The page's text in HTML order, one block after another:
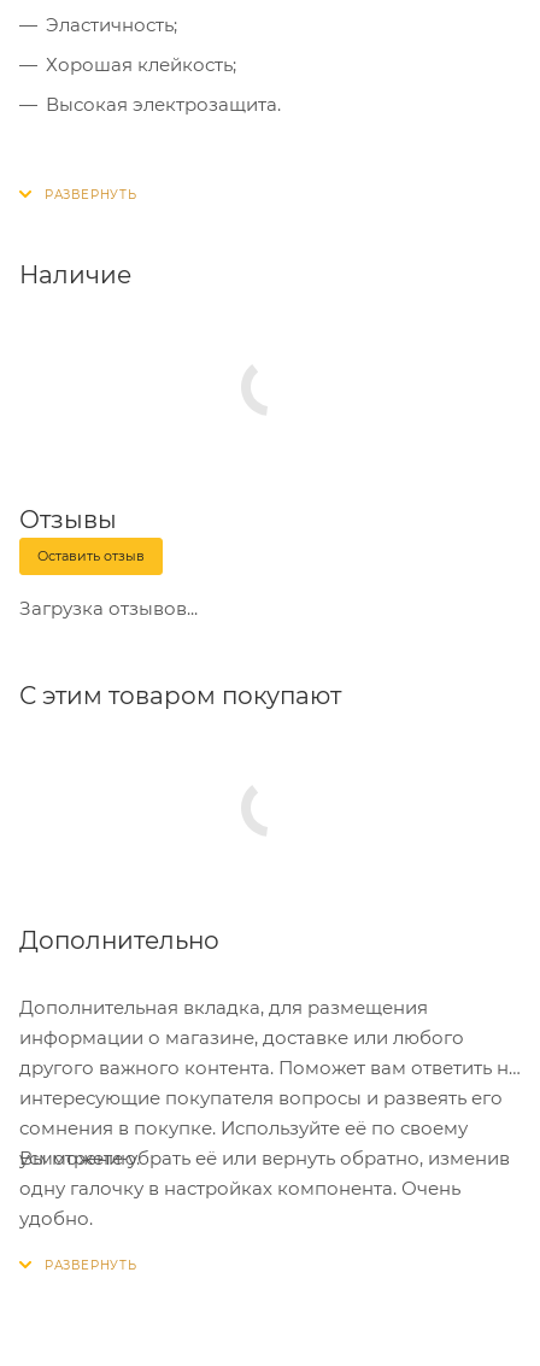
Эластичность;
Хорошая клейкость;
Высокая электрозащита.
Наличие
Отзывы
Оставить отзыв
Загрузка отзывов...
С этим товаром покупают
Дополнительно
Дополнительная вкладка, для размещения
информации о магазине, доставке или любого
другого важного контента. Поможет вам ответить на
интересующие покупателя вопросы и развеять его
сомнения в покупке. Используйте её по своему
усмотрению.
Вы можете убрать её или вернуть обратно, изменив
одну галочку в настройках компонента. Очень
удобно.